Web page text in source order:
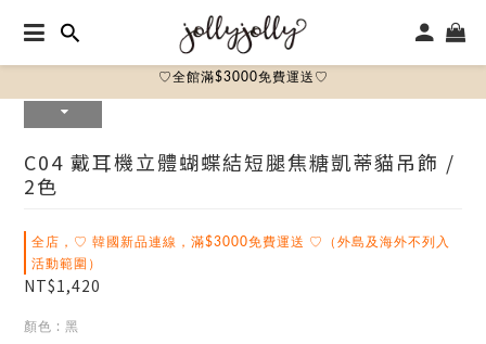
♡全館滿$3000免費運送♡
C04 戴耳機立體蝴蝶結短腿焦糖凱蒂貓吊飾 /
2色
全店，♡ 韓國新品連線，滿$3000免費運送 ♡（外島及海外不列入
活動範圍）
NT$1,420
顏色 : 黑